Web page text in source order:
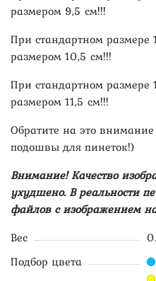
размером 9,5 см!!!
При стандартном
размером 10,5 см!!!
При стандартном
размером 11,5 см!!!
Обратите на это
подошвы для пинеток!)
Внимание! Качество
ухудшено. В реальности
файлов с изображением
Вес
Подбор цвета